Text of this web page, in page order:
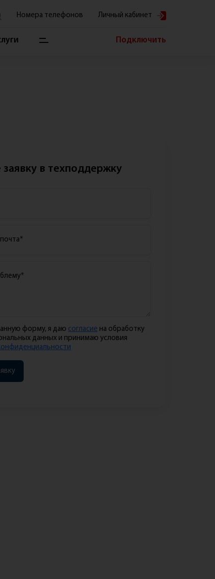
Номера телефонов
Для физических лиц 8 (831) 457-77-11
Личный кабинет
Подключить
в техподдержку
форму, я даю согласие на обработку
данных и принимаю условия